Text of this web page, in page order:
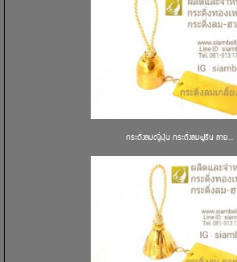
กระดิ่งลมญี่ปุ่น กระดิ่งลมฟูริน ลาย...